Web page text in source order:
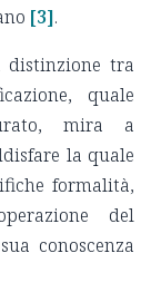
[3].
distinzione tra
quale
mira a
la quale
formalità,
del
conoscenza